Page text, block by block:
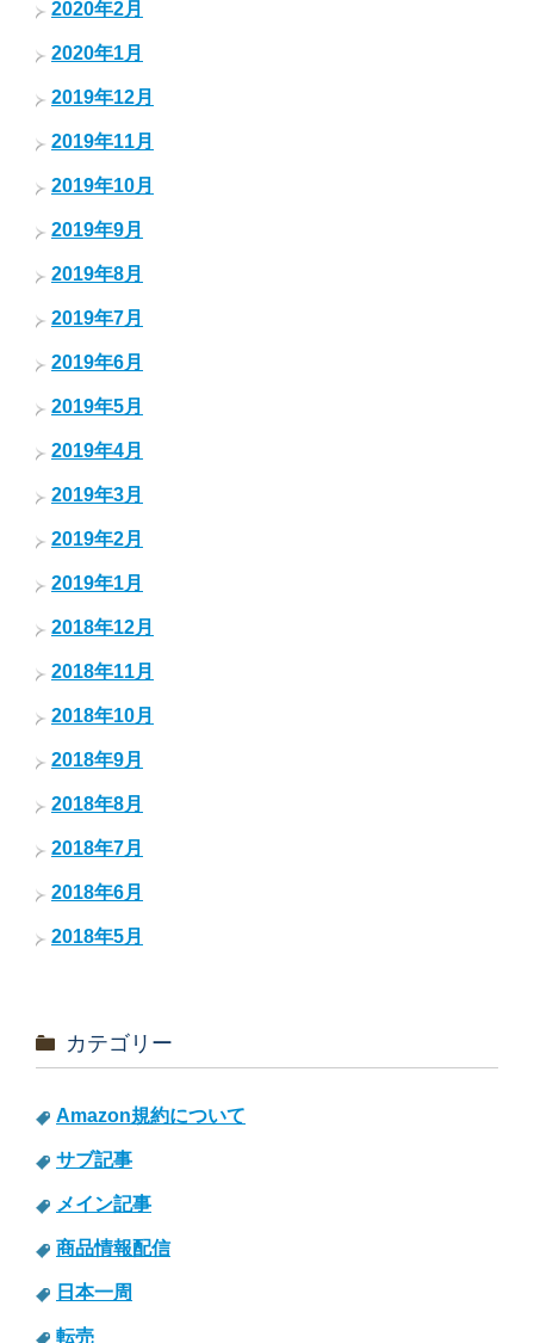
2020年2月
2020年1月
2019年12月
2019年11月
2019年10月
2019年9月
2019年8月
2019年7月
2019年6月
2019年5月
2019年4月
2019年3月
2019年2月
2019年1月
2018年12月
2018年11月
2018年10月
2018年9月
2018年8月
2018年7月
2018年6月
2018年5月
カテゴリー
Amazon規約について
サブ記事
メイン記事
商品情報配信
日本一周
転売